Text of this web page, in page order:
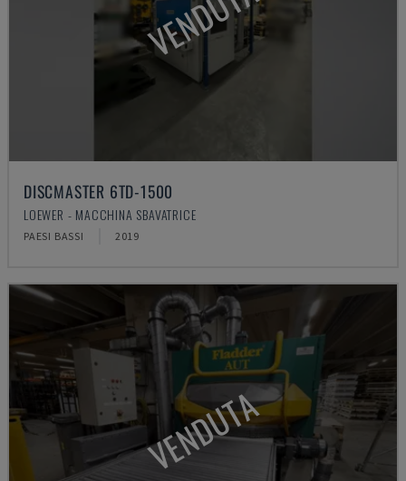
DISCMASTER 6TD-1500
LOEWER - MACCHINA SBAVATRICE
PAESI BASSI 2019
VENDUTA